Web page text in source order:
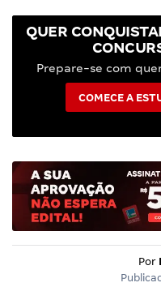
QUER
Prepare-se com
COMECE A
Por